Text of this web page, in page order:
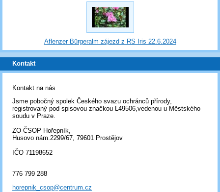
Aflenzer Bürgeralm zájezd z RS Iris 22.6.2024
Kontakt
Kontakt na nás
Jsme pobočný spolek Českého svazu ochránců přírody,
registrovaný pod spisovou značkou L49506,vedenou u Městského
soudu v Praze.
ZO ČSOP Hořepník,
Husovo nám.2299/67, 79601 Prostějov
IČO 71198652
776 799 288
horepnik_csop@centrum.cz